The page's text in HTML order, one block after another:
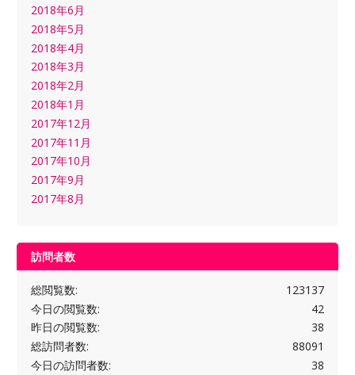
2018年6月
2018年5月
2018年4月
2018年3月
2018年2月
2018年1月
2017年12月
2017年11月
2017年10月
2017年9月
2017年8月
訪問者数
123137
総閲覧数:
42
今日の閲覧数:
38
昨日の閲覧数:
88091
総訪問者数:
38
今日の訪問者数: